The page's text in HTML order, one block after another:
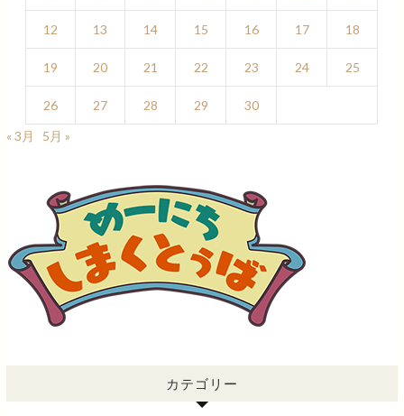
12 13 14 15 16 17 18
19 20 21 22 23 24 25
26 27 28 29
30
« 3月
5月 »
カテゴリー